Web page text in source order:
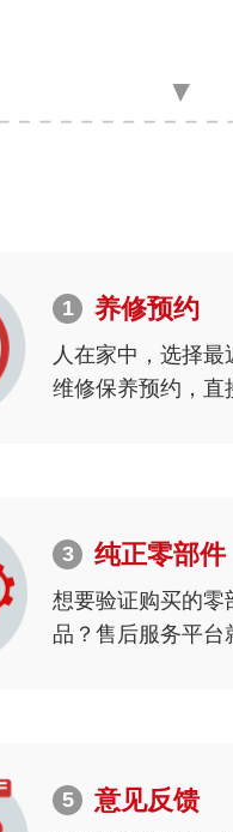
1 养修预约
人在家中，选择
维修保养预约，直
3 纯正零部件
想要验证购买的零
品？售后服务平台
5 意见反馈